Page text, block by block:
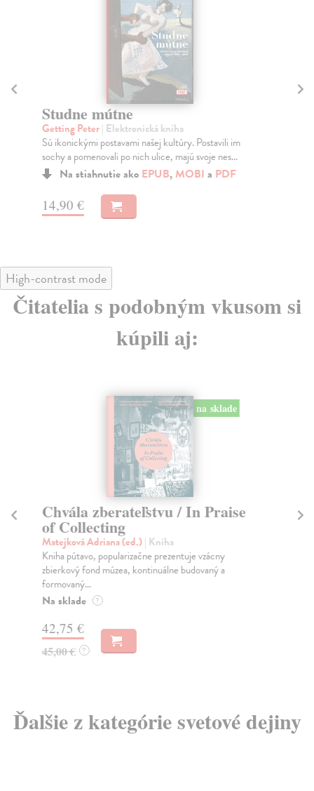
Studne mútne
Getting Peter| Elektronická kniha
Sú ikonickými postavami našej kultúry. Postavili im
sochy a pomenovali po nich ulice, majú svoje nes...
Na stiahnutie ako EPUB,MOBI a PDF
14,90 €
High-contrast mode
Čitatelia s podobným vkusom si
kúpili aj:
na sklade
Chvála zberateľstvu / In Praise
of Collecting
Matejková Adriana (ed.)| Kniha
Kniha pútavo, popularizačne prezentuje vzácny
zbierkový fond múzea, kontinuálne budovaný a
formovaný...
Na sklade ?
42,75 €
45,00 € ?
Ďalšie z kategórie svetové dejiny